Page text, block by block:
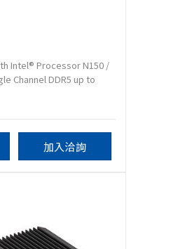
Intel® Processor N150 /
Channel DDR5 up to
加入洽詢